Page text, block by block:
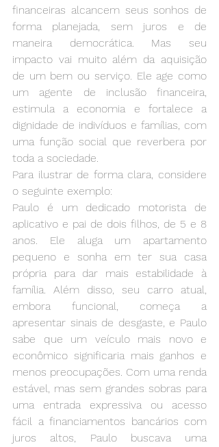
financeiras alcancem seus sonhos de
forma planejada, sem juros e de
maneira democrática. Mas seu
impacto vai muito além da aquisição
de um bem ou serviço. Ele age como
um agente de inclusão financeira,
estimula a economia e fortalece a
dignidade de indivíduos e famílias, com
uma função social que reverbera por
toda a sociedade.
Para ilustrar de forma clara, considere
o seguinte exemplo:
Paulo é um dedicado motorista de
aplicativo e pai de dois filhos, de 5 e 8
anos. Ele aluga um apartamento
pequeno e sonha em ter sua casa
própria para dar mais estabilidade à
família. Além disso, seu carro atual,
embora funcional, começa a
apresentar sinais de desgaste, e Paulo
sabe que um veículo mais novo e
econômico significaria mais ganhos e
menos preocupações. Com uma renda
estável, mas sem grandes sobras para
uma entrada expressiva ou acesso
fácil a financiamentos bancários com
juros altos, Paulo buscava uma